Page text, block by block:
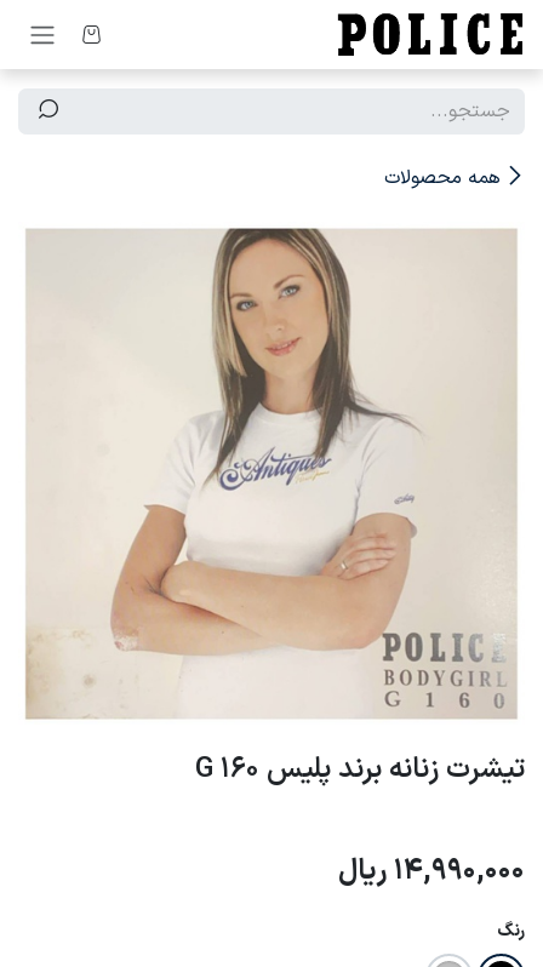
صرف نظر و مشاهده محتوا
همه محصولات
تیشرت زنانه برند پلیس G 160
14,990,000 ریال
رنگ